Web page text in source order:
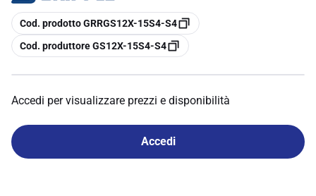
copia
Cod. prodotto GRRGS12X-15S4-S4
copia
Cod. produttore GS12X-15S4-S4
Accedi per visualizzare prezzi e disponibilità
Accedi